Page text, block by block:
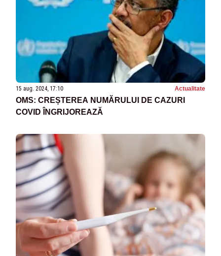
15 aug. 2024, 17:10 Actualitate
OMS: CREȘTEREA NUMĂRULUI DE CAZURI
COVID ÎNGRIJOREAZĂ